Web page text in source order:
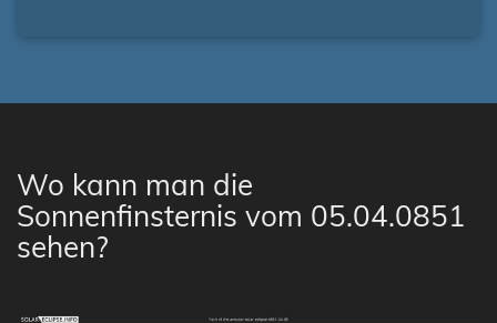
Wo kann man die
Sonnenfinsternis vom 05.04.0851
sehen?